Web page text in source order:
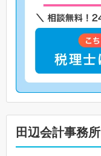
田辺会計事務所